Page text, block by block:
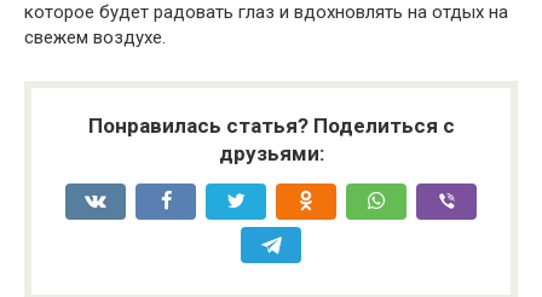
которое будет радовать глаз и вдохновлять на отдых на
свежем воздухе.
Понравилась статья? Поделиться с
друзьями: